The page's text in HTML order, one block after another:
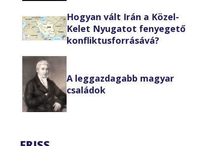
Hogyan vált Irán a Közel-
Kelet Nyugatot fenyegető
konfliktusforrásává?
A leggazdagabb magyar
családok